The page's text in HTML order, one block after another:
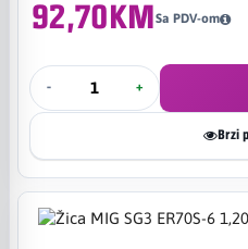
92,70KMSa PDV-om
- +
Brzi